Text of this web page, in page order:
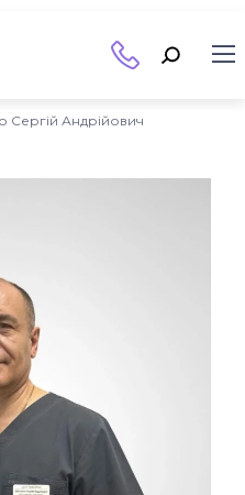
Сергій Андрійович